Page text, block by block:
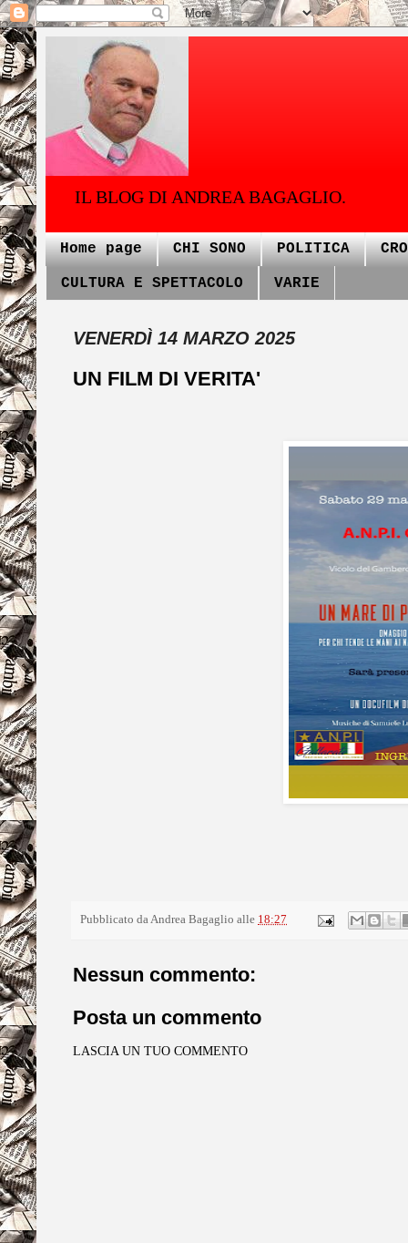
IL BLOG DI ANDREA BAGAGLIO.
Home page CHI SONO POLITICA
CULTURA E SPETTACOLO VARIE
VENERDÌ 14 MARZO 2025
UN FILM DI VERITA'
Pubblicato daAndrea Bagaglio alle 18:27
Nessun commento:
Posta un commento
LASCIA UN TUO COMMENTO